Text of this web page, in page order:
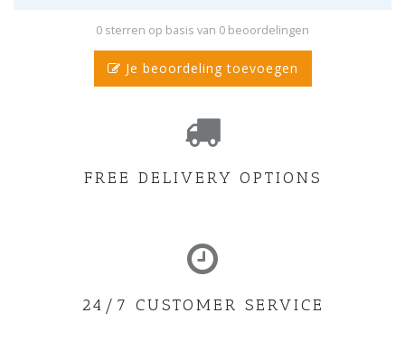
0 sterren op basis van 0 beoordelingen
Je beoordeling toevoegen
FREE DELIVERY OPTIONS
24/7 CUSTOMER SERVICE